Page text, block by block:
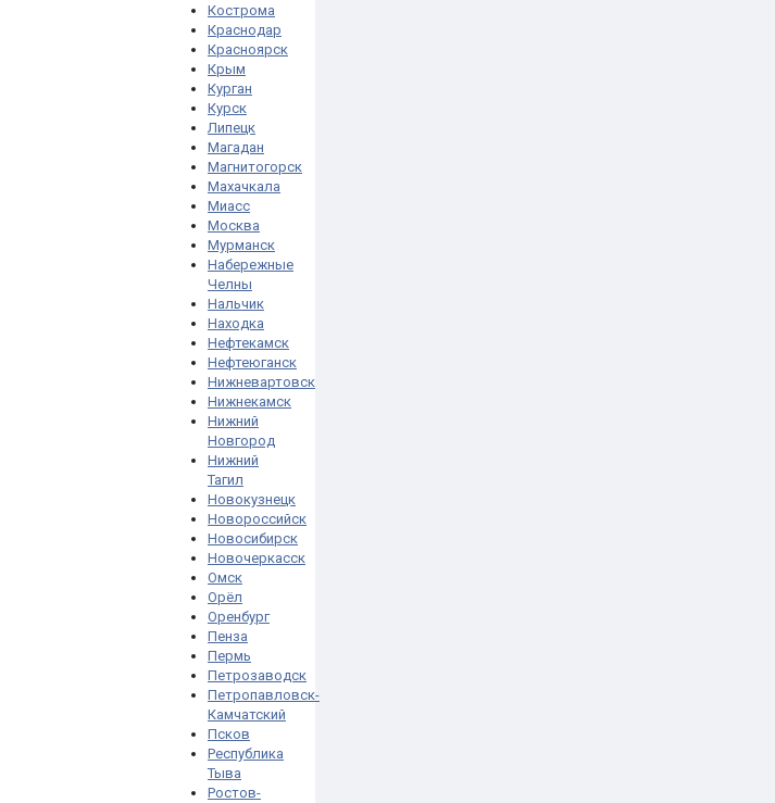
Кострома
Краснодар
Красноярск
Крым
Курган
Курск
Липецк
Магадан
Магнитогорск
Махачкала
Миасс
Москва
Мурманск
Набережные
Челны
Нальчик
Находка
Нефтекамск
Нефтеюганск
Нижневартовск
Нижнекамск
Нижний
Новгород
Нижний
Тагил
Новокузнецк
Новороссийск
Новосибирск
Новочеркасск
Омск
Орёл
Оренбург
Пенза
Пермь
Петрозаводск
Петропавловск-
Камчатский
Псков
Республика
Тыва
Ростов-